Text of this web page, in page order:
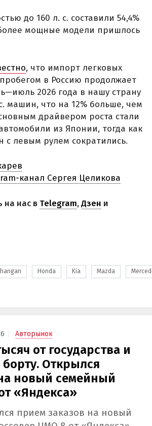
до 160 л. с. составили 54,4%
мощные модели пришлось
, что импорт легковых
в Россию продолжает
2026 года в нашу страну
машин, что на 12% больше, чем
драйвером роста стали
из Японии, тогда как
с левым рулем сократились.
канал Сергея Целикова
на нас в Telegram,Дзен и
Honda Kia Mazda
Авторынок
от государства и
Открылся
новый семейный
«Яндекса»
прием заказов на новый